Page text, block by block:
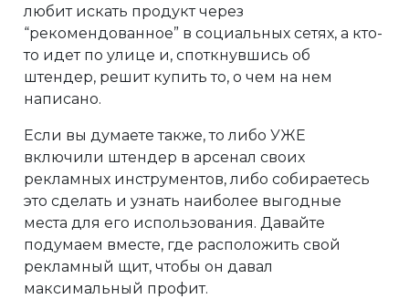
любит искать продукт через
“рекомендованное” в социальных сетях, а кто-
то идет по улице и, споткнувшись об
штендер, решит купить то, о чем на нем
написано.
Если вы думаете также, то либо УЖЕ
включили штендер в арсенал своих
рекламных инструментов, либо собираетесь
это сделать и узнать наиболее выгодные
места для его использования. Давайте
подумаем вместе, где расположить свой
рекламный щит, чтобы он давал
максимальный профит.